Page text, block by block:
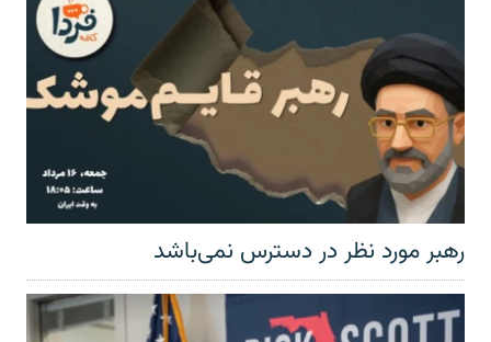
رهبر مورد نظر در دسترس نمی‌باشد